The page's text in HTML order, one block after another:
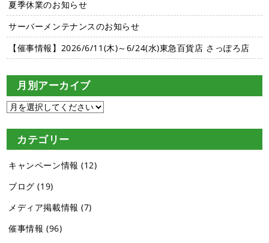
夏季休業のお知らせ
サーバーメンテナンスのお知らせ
【催事情報】2026/6/11(木)～6/24(水)東急百貨店 さっぽろ店
月別アーカイブ
カテゴリー
キャンペーン情報 (12)
ブログ (19)
メディア掲載情報 (7)
催事情報 (96)